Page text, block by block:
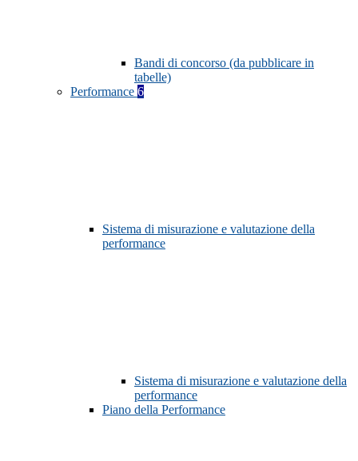
Bandi di concorso (da pubblicare in
tabelle)
Performance 6
Sistema di misurazione e valutazione della
performance
Sistema di misurazione e valutazione della
performance
Piano della Performance